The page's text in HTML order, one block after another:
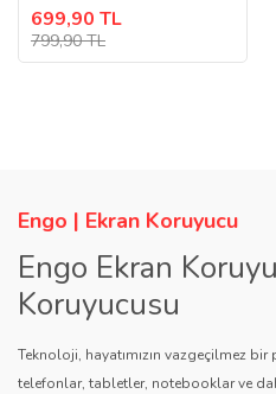
699,90 TL
799,90 TL
Engo | Ekran Koruyucu
Engo Ekran
Koruyucusu
Teknoloji, hayatımızın vazgeçilmez bir
telefonlar, tabletler, notebooklar ve